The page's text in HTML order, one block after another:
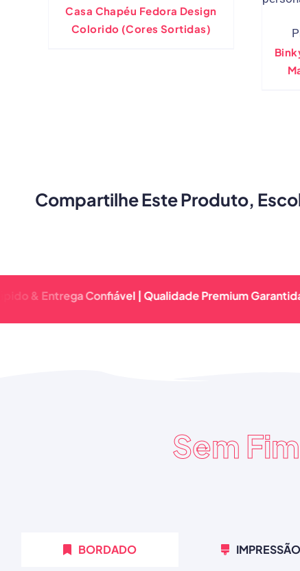
Casa Chapéu Fedora Design
Colorido (Cores Sortidas)
Compartilhe Este Produto,
Confiável | Qualidade Premium Garantida |
Sem Fim
BORDADO IMPRESSÃO